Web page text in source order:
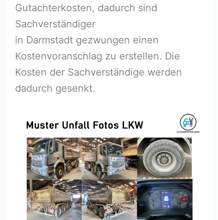
Gutachterkosten, dadurch sind
Sachverständiger
in Darmstadt gezwungen einen
Kostenvoranschlag zu erstellen. Die
Kosten der Sachverständige werden
dadurch gesenkt.